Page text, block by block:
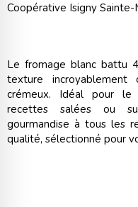
Coopérative Isigny Sainte-
Le fromage blanc battu
texture
crémeux. Idéal pour le
recettes salées ou
gourmandise à tous les
qualité, sélectionné pour